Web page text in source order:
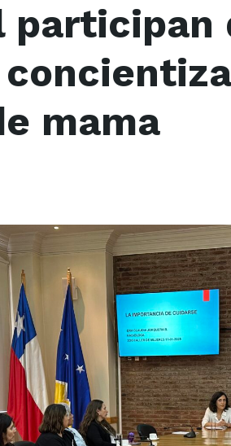
participan
mama